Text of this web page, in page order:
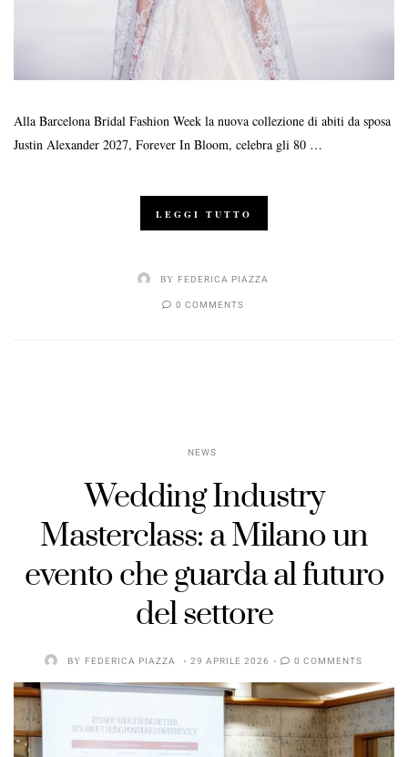
Alla Barcelona Bridal Fashion Week la nuova collezione di abiti da sposa
Justin Alexander 2027, Forever In Bloom, celebra gli 80 …
LEGGI TUTTO
BY FEDERICA PIAZZA
0 COMMENTS
NEWS
Wedding Industry
Masterclass: a Milano un
evento che guarda al futuro
del settore
BY FEDERICA PIAZZA 29 APRILE 2026 0 COMMENTS